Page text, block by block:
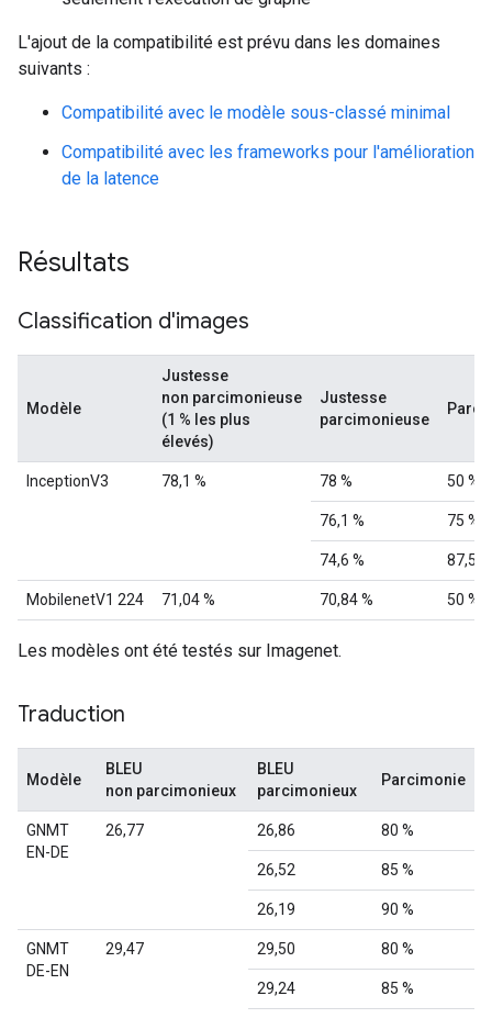
L'ajout de la compatibilité est prévu dans les domaines
suivants :
Compatibilité avec le modèle sous-classé minimal
Compatibilité avec les frameworks pour l'amélioration
de la latence
Résultats
Classification d'images
Modèle
Justesse
non parcimonieuse
(1 % les plus
élevés)
Justesse
parcimonieuse
InceptionV3 78,1 % 78 % 50 %
76,1 % 75 %
74,6 % 87,5 %
MobilenetV1 224 71,04 % 70,84 % 50 %
Les modèles ont été testés sur Imagenet.
Traduction
Modèle
BLEU
non parcimonieux
BLEU
parcimonieux
Parcimonie
GNMT
EN-DE
26,77 26,86 80 %
26,52 85 %
26,19 90 %
GNMT
DE-EN
29,47 29,50 80 %
29,24 85 %